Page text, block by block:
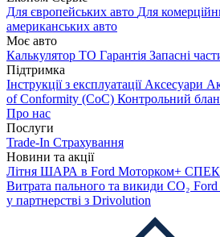
Для європейських авто Для
американських авто
Моє авто
Калькулятор ТО Гарантія Запасні
Підтримка
Інструкції з експлуатації Аксесуари
of Conformity (CoC) Контрольний
Про нас
Послуги
Trade-In Страхування
Новини та акції
Літня ШАРА в Ford Моторком+
Витрата пального та викиди CO₂ Ford
у партнерстві з Drivolution